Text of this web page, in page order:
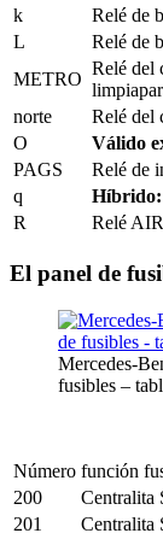
k
Relé de
L
Relé de
METRO
Relé del
norte
Relé del
O
Válido
PAGS
Relé de
q
Híbrido:
R
Relé
El panel de
Mercedes-
fusibles –
Número función
200
Centralita
201
Centralita